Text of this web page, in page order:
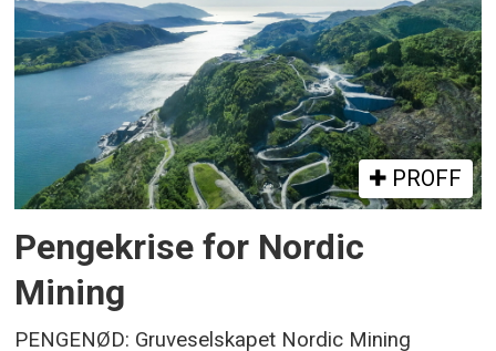
PROFF
Pengekrise for Nordic
Mining
PENGENØD: Gruveselskapet Nordic Mining